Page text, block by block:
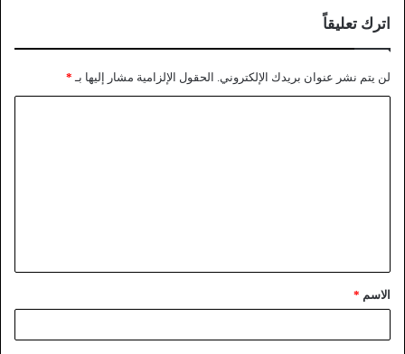
اترك تعليقاً
لن يتم نشر عنوان بريدك الإلكتروني. الحقول الإلزامية مشار إليها بـ *
الاسم *